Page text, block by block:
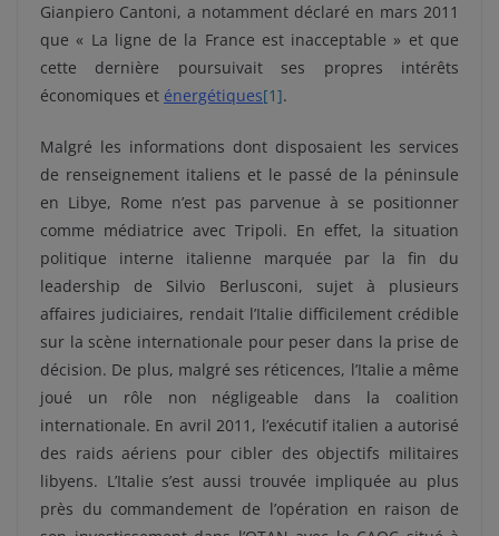
Gianpiero Cantoni, a notamment déclaré en mars 2011
que « La ligne de la France est inacceptable » et que
cette dernière poursuivait ses propres intérêts
économiques et énergétiques[1].
Malgré les informations dont disposaient les services
de renseignement italiens et le passé de la péninsule
en Libye, Rome n’est pas parvenue à se positionner
comme médiatrice avec Tripoli. En effet, la situation
politique interne italienne marquée par la fin du
leadership de Silvio Berlusconi, sujet à plusieurs
affaires judiciaires, rendait l’Italie difficilement crédible
sur la scène internationale pour peser dans la prise de
décision. De plus, malgré ses réticences, l’Italie a même
joué un rôle non négligeable dans la coalition
internationale. En avril 2011, l’exécutif italien a autorisé
des raids aériens pour cibler des objectifs militaires
libyens. L’Italie s’est aussi trouvée impliquée au plus
près du commandement de l’opération en raison de